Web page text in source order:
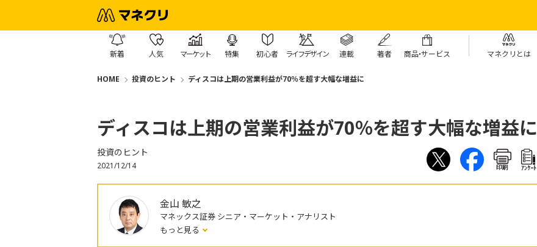
新着 人気 マーケット 特集 初心者 ライフデザイン 連載 著者 商品・サービス マネクリとは
HOME 投資のヒント ディスコは上期の営業利益が70％を超す大幅な増益に
ディスコは上期の営業利益が70％を超す大幅な増益に
投資のヒント
2021/12/14 印刷 ｱﾝｹｰﾄ
金山 敏之
マネックス証券 シニア・マーケット・アナリスト
もっと見る